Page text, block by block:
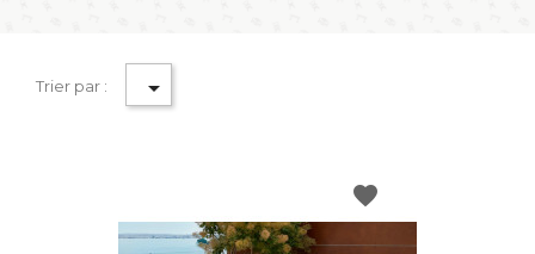
Trier par : 
favorite